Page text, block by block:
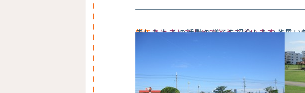
新年あけましておめでとうございますさて、
】をしました♪ その活動の様子を紹介したいと思